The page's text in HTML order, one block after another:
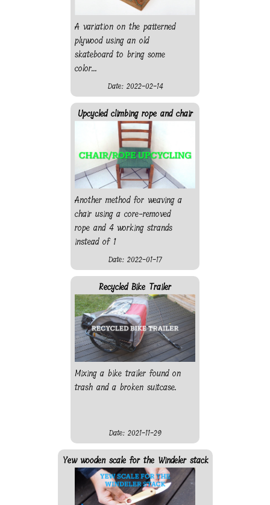
A variation on the patterned
plywood using an old
skateboard to bring some
color...
Date: 2022-02-14
Upcycled climbing rope and chair
Another method for weaving a
chair using a core-removed
rope and 4 working strands
instead of 1
Date: 2022-01-17
Recycled Bike Trailer
Mixing a bike trailer found on
trash and a broken suitcase.
Date: 2021-11-29
Yew wooden scale for the Windeler stack